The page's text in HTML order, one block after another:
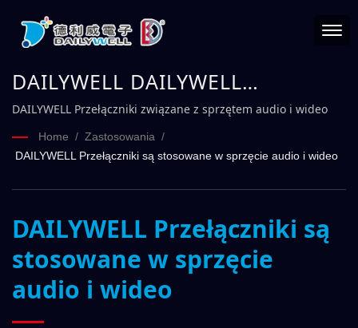
DAILYWELL DAILYWELL
Przełączniki związane z sprzętem
audio i wideo
DAILYWELL Przełączniki związane z sprzętem audio i wideo
Home / Zastosowania /
DAILYWELL Przełączniki są stosowane w sprzęcie audio i wideo
DAILYWELL Przełączniki są
stosowane w sprzęcie
audio i wideo